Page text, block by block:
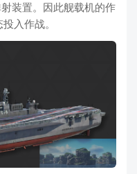
装置。因此舰载机的作
入作战。